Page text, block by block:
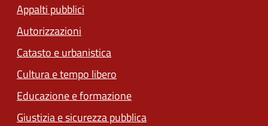
Appalti pubblici
Autorizzazioni
Catasto e urbanistica
Cultura e tempo libero
Educazione e formazione
Giustizia e sicurezza pubblica